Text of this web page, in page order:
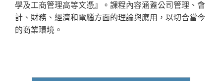
學及工商管理高等文憑』。課程內容涵蓋公司管理、會
計、財務、經濟和電腦方面的理論與應用，以切合當今
的商業環境。